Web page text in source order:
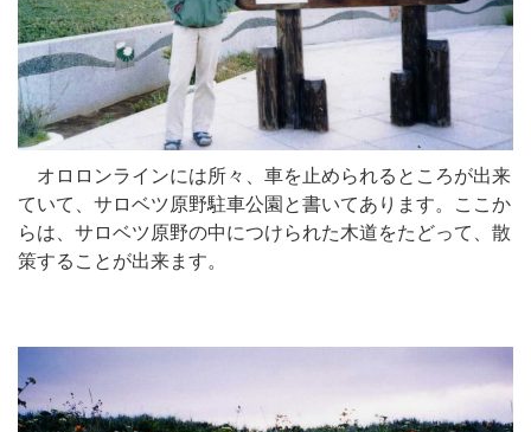
オロロンラインには所々、車を止められるところが出来
ていて、サロベツ原野駐車公園と書いてあります。ここか
らは、サロベツ原野の中につけられた木道をたどって、散
策することが出来ます。